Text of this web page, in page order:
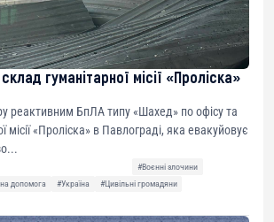
гуманітарної місії «Проліска»
реактивним БпЛА типу «Шахед» по офісу та
місії «Проліска» в Павлограді, яка евакуйовує
#Воєнні злочини
допомога #Україна
#Цивільні громадяни